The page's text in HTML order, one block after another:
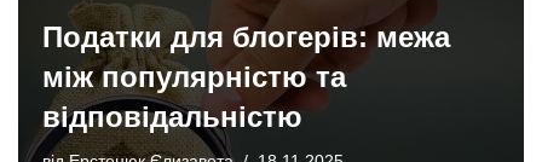
Податки для блогерів: межа
між популярністю та
відповідальністю